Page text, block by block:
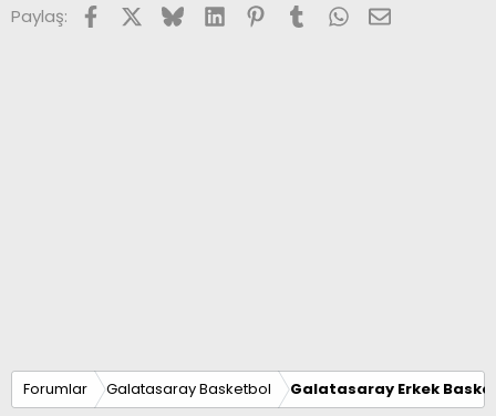
Paylaş: FacebookX (Twitter)
BlueskyLinkedInPinterest
TumblrWhatsApp
E-posta
Forumlar Galatasaray Basketbol Galatasaray Erkek